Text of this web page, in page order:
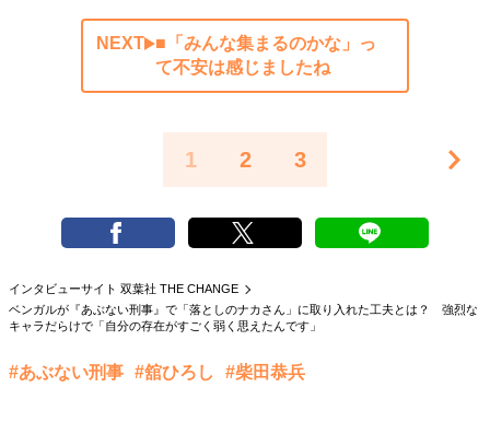
NEXT
■「みんな集まるのかな」っ
て不安は感じましたね
1 2 3
インタビューサイト 双葉社 THE CHANGE
ベンガルが『あぶない刑事』で「落としのナカさん」に取り入れた工夫とは？ 強烈な
キャラだらけで「自分の存在がすごく弱く思えたんです」
#あぶない刑事 #舘ひろし #柴田恭兵